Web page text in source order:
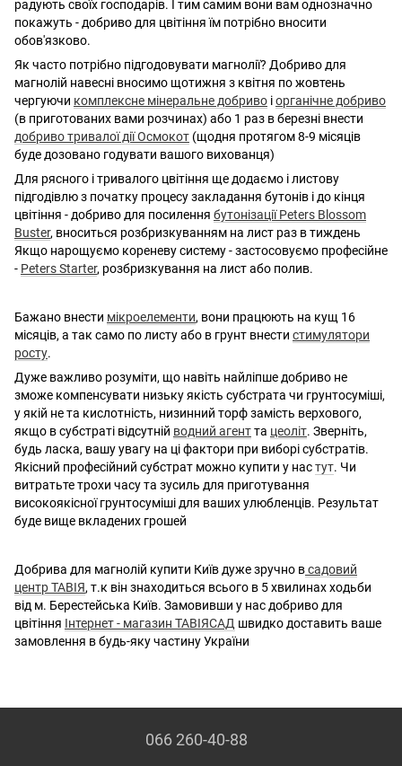
радують своїх господарів. І тим самим вони вам однозначно
покажуть - добриво для цвітіння їм потрібно вносити
обов'язково.
Як часто потрібно підгодовувати магнолії? Добриво для
магнолій навесні вносимо щотижня з квітня по жовтень
чергуючи комплексне мінеральне добриво іорганічне добриво
(в приготованих вами розчинах) або 1 раз в березні внести
добриво тривалої дії Осмокот (щодня протягом 8-9 місяців
буде дозовано годувати вашого вихованця)
Для рясного і тривалого цвітіння ще додаємо і листову
підгодівлю з початку процесу закладання бутонів і до кінця
цвітіння - добриво для посилення бутонізації Peters Blossom
Buster, вноситься розбризкуванням на лист раз в тиждень
Якщо нарощуємо кореневу систему - застосовуємо професійне
- Peters Starter, розбризкування на лист або полив.
Бажано внести мікроелементи, вони працюють на кущ 16
місяців, а так само по листу або в грунт внести стимулятори
росту.
Дуже важливо розуміти, що навіть найліпше добриво не
зможе компенсувати низьку якість субстрата чи грунтосуміші,
у якій не та кислотність, низинний торф замість верхового,
якщо в субстраті відсутній водний агентта цеоліт. Зверніть,
будь ласка, вашу увагу на ці фактори при виборі субстратів.
Якісний професійний субстрат можно купити у настут. Чи
витратьте трохи часу та зусиль для приготування
високоякісної грунтосуміші для ваших улюбленців. Результат
буде вище вкладених грошей
Добрива для магнолій купити Київ дуже зручно всадовий
центр ТАВІЯ, т.к він знаходиться всього в 5 хвилинах ходьби
від м. Берестейська Київ. Замовивши у нас добриво для
цвітіння Інтернет - магазин ТАВІЯСАД швидко доставить ваше
замовлення в будь-яку частину України
066 260-40-88